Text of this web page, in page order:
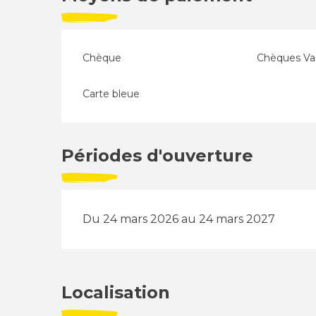
Chèque Chèques
Carte bleue
Périodes d'ouverture
Du 24 mars 2026 au 24 mars 2027
Localisation